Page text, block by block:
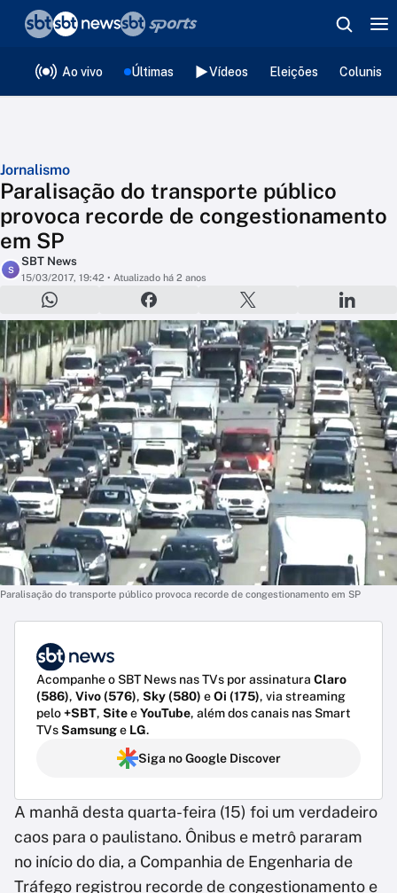
Ao vivo Últimas Vídeos Eleições
Jornalismo
Paralisação do transporte público
provoca recorde de congestionamento
em SP
S
SBT News
15/03/2017, 19:42 • Atualizado há 2 anos
Paralisação do transporte público provoca recorde de congestionamento em SP
Acompanhe o SBT News nas TVs por assinatura Claro
(586), Vivo (576), Sky (580) eOi (175), via streaming
pelo+SBT, SiteeYouTube, além dos canais nas Smart
TVsSamsunge LG.
Siga no Google Discover
A manhã desta quarta-feira (15) foi um verdadeiro
caos para o paulistano. Ônibus e metrô pararam
no início do dia, a Companhia de Engenharia de
Tráfego registrou recorde de congestionamento e
❮voltar
Editorias